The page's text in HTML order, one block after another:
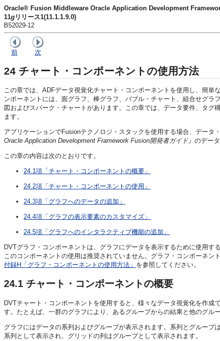
Oracle® Fusion Middleware Oracle Application Development
11g リリース1(11.1.1.9.0)
B52029-12
前 次
24 チャート・コンポーネントの使用方法
この章では、ADFデータ視覚化チャート・コンポーネントを使用し、簡
ンポーネントには、面グラフ、棒グラフ、バブル・チャート、組合せグ
図およびスパーク・チャートがあります。この章では、データ要件、タ
ます。
アプリケーションでFusionテクノロジ・スタックを使用する場合、デー
Oracle Application Development Framework Fusion開発者ガイド』 のデー
この章の内容は次のとおりです。
24.1項「チャート・コンポーネントの概要」
24.2項「チャート・コンポーネントの使用」
24.3項「グラフへのデータの追加」
24.4項「グラフの表示要素のカスタマイズ」
24.5項「グラフへのインタラクティブ機能の追加」
DVTグラフ・コンポーネントは、グラフにデータを表示するために使用
このコンポーネントの使用は推奨されていません。グラフ・コンポーネ
付録H「グラフ・コンポーネントの使用方法」 を参照してください。
24.1 チャート・コンポーネントの概要
DVTチャート・コンポーネントを使用すると、様々なデータ視覚化を作
す。たとえば、一群のグラフにより、あるグループからの結果と他のグル
グラフにはデータの系列およびグループが表示されます。系列とグルー
系列として表示され、グリッドの列はグループとして表示されます。